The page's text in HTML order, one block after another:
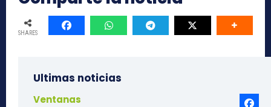
SHARES
Ultimas noticias
Ventanas